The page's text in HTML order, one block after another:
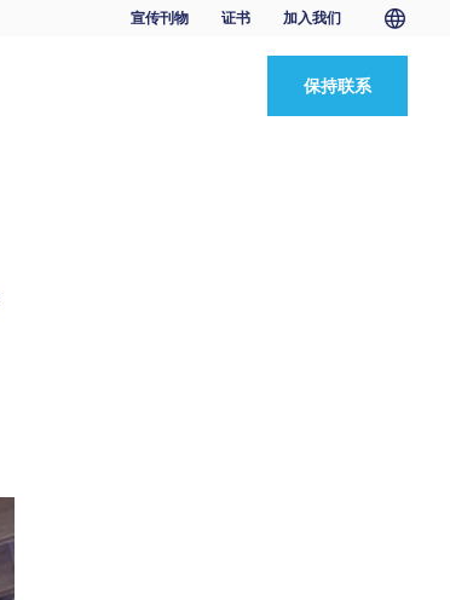
宣传刊物 证书 加入我们
保持联系